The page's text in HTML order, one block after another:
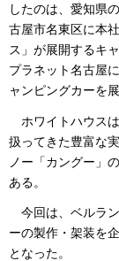
したのは、愛知県
古屋市名東区に本
ス」が展開するキ
プラネット名古屋
ャンピングカーを
ホワイトハウス
扱ってきた豊富な
ノー「カングー」
ある。
今回は、ベルラ
ーの製作・架装を
となった。